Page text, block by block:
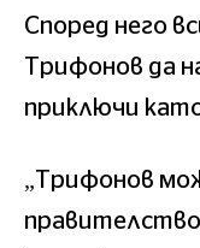
Според него
Трифонов да
приключи
„Трифонов